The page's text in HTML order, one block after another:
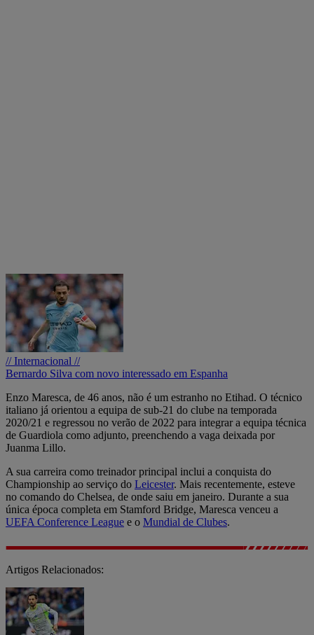
// Internacional //
Bernardo Silva com novo interessado em Espanha
Enzo Maresca, de 46 anos, não é um estranho no Etihad. O técnico
italiano já orientou a equipa de sub-21 do clube na temporada
2020/21 e regressou no verão de 2022 para integrar a equipa técnica
de Guardiola como adjunto, preenchendo a vaga deixada por
Juanma Lillo.
A sua carreira como treinador principal inclui a conquista do
Championship ao serviço do Leicester. Mais recentemente, esteve
no comando do Chelsea, de onde saiu em janeiro. Durante a sua
única época completa em Stamford Bridge, Maresca venceu a
UEFA Conference League e o Mundial de Clubes.
Artigos Relacionados: